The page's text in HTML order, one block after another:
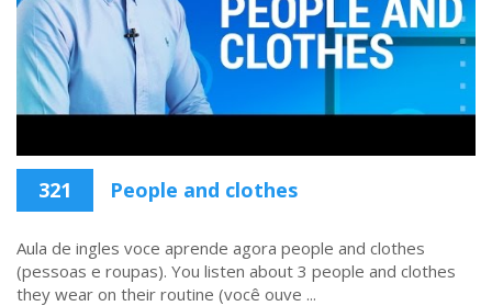
321 People and clothes
Aula de ingles voce aprende agora people and clothes
(pessoas e roupas). You listen about 3 people and clothes
they wear on their routine (você ouve ...